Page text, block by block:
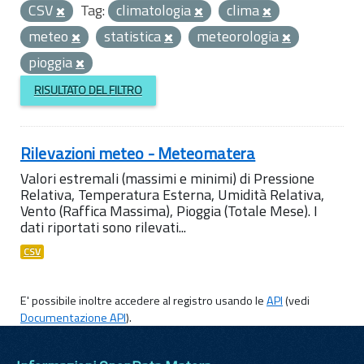
CSV
Tag: climatologia
clima
meteo
statistica
meteorologia
pioggia
RISULTATO DEL FILTRO
Rilevazioni meteo - Meteomatera
Valori estremali (massimi e minimi) di Pressione
Relativa, Temperatura Esterna, Umidità Relativa,
Vento (Raffica Massima), Pioggia (Totale Mese). I
dati riportati sono rilevati...
CSV
E' possibile inoltre accedere al registro usando leAPI(vedi
Documentazione API).